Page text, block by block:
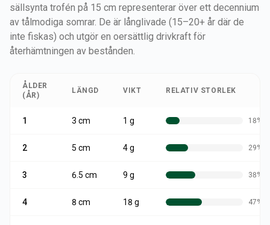
sällsynta trofén på 15 cm representerar över ett decennium
av tålmodiga somrar. De är långlivade (15–20+ år där de
inte fiskas) och utgör en oersättlig drivkraft för
återhämtningen av bestånden.
ÅLDER
(ÅR)
LÄNGD VIKT RELATIV STORLEK
1 3 cm 1 g 18%
2 5 cm 4 g 29%
3 6.5 cm 9 g 38%
4 8 cm 18 g 47%